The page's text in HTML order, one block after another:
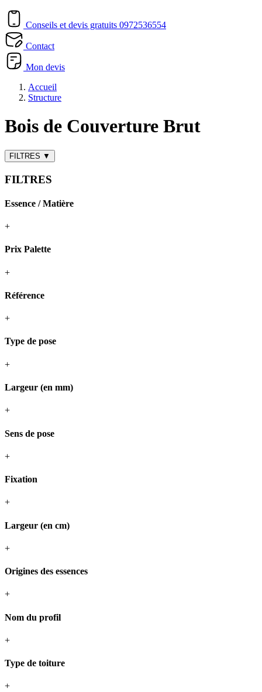
Conseils et devis gratuits 0972536554
Contact
Mon devis
Accueil
Structure
Bois de Couverture Brut
FILTRES ▼
FILTRES
Essence / Matière
+
Prix Palette
+
Référence
+
Type de pose
+
Largeur (en mm)
+
Sens de pose
+
Fixation
+
Largeur (en cm)
+
Origines des essences
+
Nom du profil
+
Type de toiture
+